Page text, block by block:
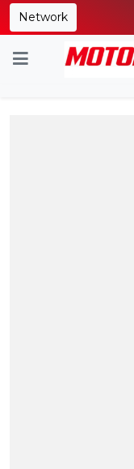
Network